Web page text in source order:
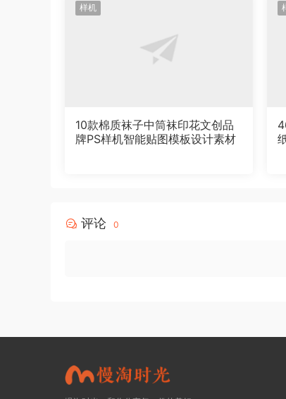
样机
10款棉质袜子中筒袜印花文创品
牌PS样机智能贴图模板设计素材
评论 0